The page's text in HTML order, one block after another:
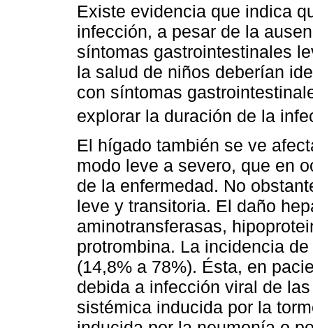
Existe evidencia que indica
infección, a pesar de la
síntomas gastrointestinales
la salud de niños deberían
con síntomas
explorar la duración de la
El hígado también se ve
modo leve a severo, que en
de la enfermedad. No
leve y transitoria. El daño
aminotransferasas,
protrombina. La incidencia
(14,8% a 78%). Ésta, en
debida a infección viral de
sistémica inducida por la